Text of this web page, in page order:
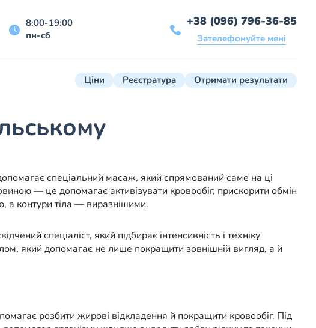
8:00-19:00
пн-сб
+38 (096) 796-36-85
Зателефонуйте мені
Ціни Реєстратура Отримати результати
спеціальний масаж, який спрямований саме на ці
— це допомагає активізувати кровообіг, прискорити обмін
а контури тіла — виразнішими.
спеціаліст, який підбирає інтенсивність і техніку
який допомагає не лише покращити зовнішній вигляд, а й
розбити жирові відкладення й покращити кровообіг. Під